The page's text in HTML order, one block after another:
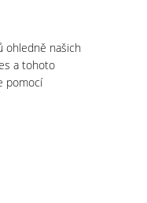
ohledně našich
a tohoto
pomocí